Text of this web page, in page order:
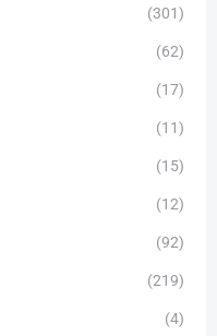
(301)
(62)
(17)
(11)
(15)
(12)
(92)
(219)
(4)